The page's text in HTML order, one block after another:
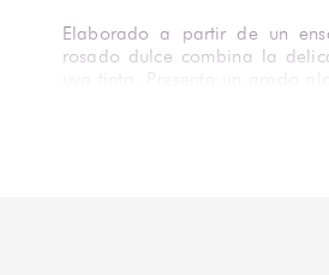
Elaborado a partir de un
rosado dulce combina la
uva tinta. Presenta un grado
tono rosado frambuesa claro,